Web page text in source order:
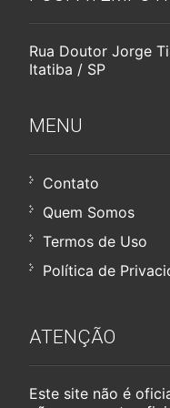
Rua Doutor Jorge
Itatiba / SP
MENU
Contato
Quem Somos
Termos de Uso
Política de
ATENÇÃO
Este site não é